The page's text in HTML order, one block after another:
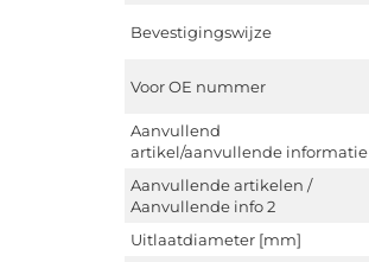
Bevestigingswijze
Voor OE nummer
Aanvullend
artikel/aanvullende informatie
Aanvullende artikelen /
Aanvullende info 2
Uitlaatdiameter [mm]